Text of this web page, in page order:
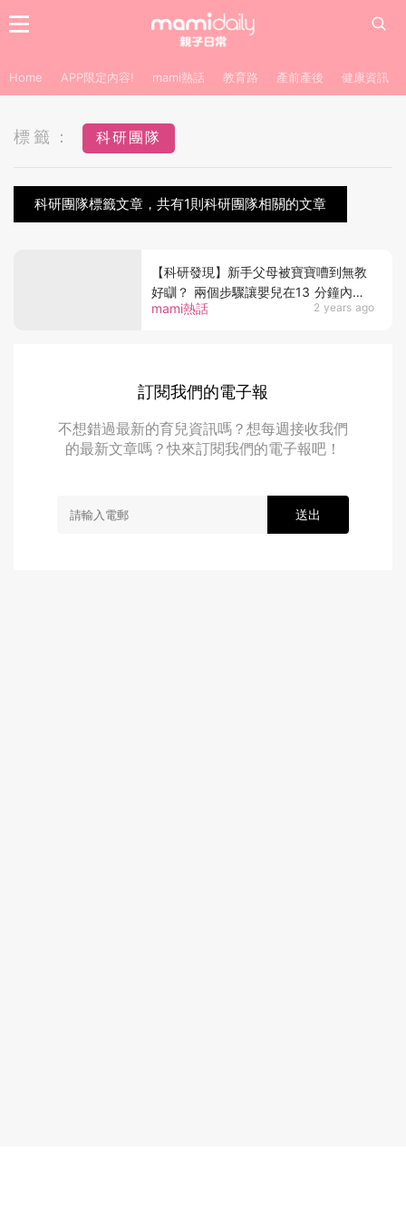
Home APP限定內容! mami熱話 教育路 產前產後 健康資訊
標籤： 科研團隊
科研團隊標籤文章，共有1則科研團隊相關的文章
mami熱話 2 years ago
【科研發現】新手父母被寶寶嘈到無教
好瞓？ 兩個步驟讓嬰兒在13 分鐘內入
睡
訂閱我們的電子報
不想錯過最新的育兒資訊嗎？想每週接收我們
的最新文章嗎？快來訂閱我們的電子報吧！
送出